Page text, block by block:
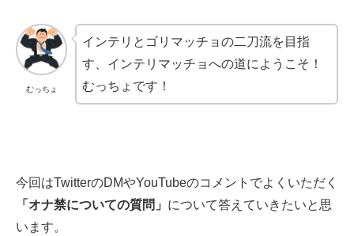
むっちょ
インテリとゴリマッチョの二刀流を目指
す、インテリマッチョへの道にようこそ！
むっちょです！
今回はTwitterのDMやYouTubeのコメントでよくいただく
「オナ禁についての質問」 について答えていきたいと思
います。